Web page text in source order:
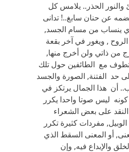
والنور الحذر.. يلامس كل
عن حنان سابغ..! تدانى
ينساب من مسام الجسد,
, ويغور في آخر بقعة
من ذاتي ولن أخرج منها,
مع الطائفين حول تلك
حد الفتنة, الصورة والجسد
أن هذا الجمال يرتكز في
ليس صوتا واحدا يكرر
على بعض الشعراء
الوبيل, مفردات كثيرة تكرر
أو المعنى السقط الذي
والإبداع فيه, وإن